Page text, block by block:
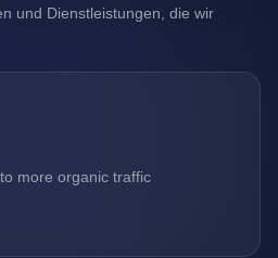
und Dienstleistungen, die wir
more organic traffic